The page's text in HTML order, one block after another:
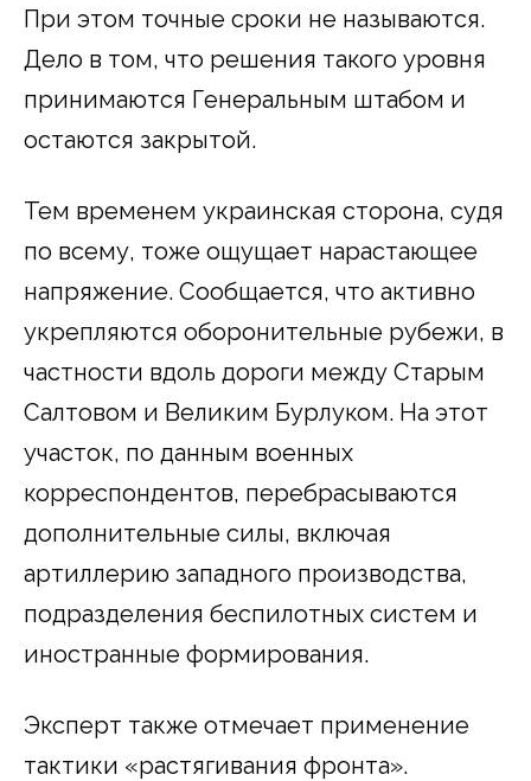
При этом точные сроки не называются.
Дело в том, что решения такого уровня
принимаются Генеральным штабом и
остаются закрытой.
Тем временем украинская сторона, судя
по всему, тоже ощущает нарастающее
напряжение. Сообщается, что активно
укрепляются оборонительные рубежи, в
частности вдоль дороги между Старым
Салтовом и Великим Бурлуком. На этот
участок, по данным военных
корреспондентов, перебрасываются
дополнительные силы, включая
артиллерию западного производства,
подразделения беспилотных систем и
иностранные формирования.
Эксперт также отмечает применение
тактики «растягивания фронта».